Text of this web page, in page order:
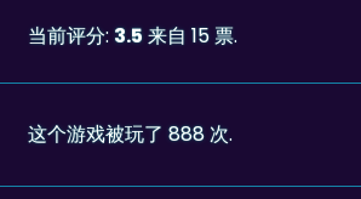
当前评分: 3.5来自 15 票.
这个游戏被玩了 888 次.